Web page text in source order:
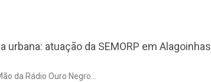
atuação da SEMORP em Alagoinhas
da Rádio Ouro Negro